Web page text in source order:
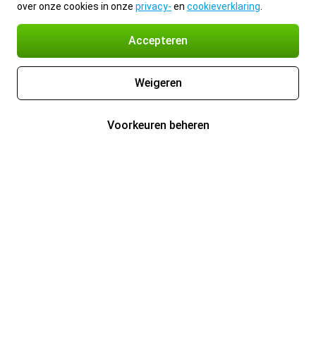
over onze cookies in onze privacy- en cookieverklaring
Accepteren
Weigeren
Voorkeuren beheren